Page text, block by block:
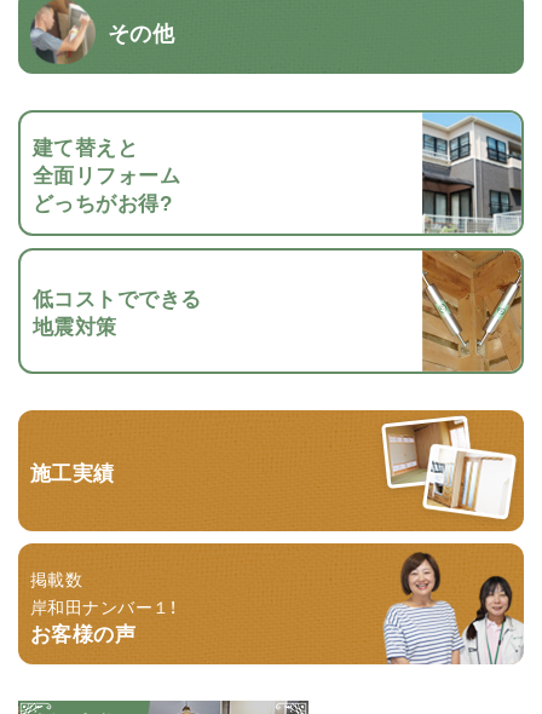
その他
建て替えと
全面リフォーム
どっちがお得?
低コストでできる
地震対策
施工実績
掲載数
岸和田ナンバー１！
お客様の声